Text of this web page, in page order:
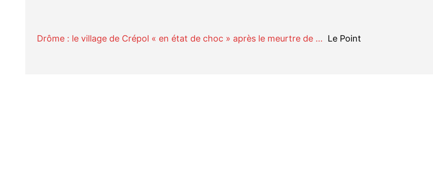
Drôme : le village de Crépol « en état de choc » après le meurtre de … Le Point